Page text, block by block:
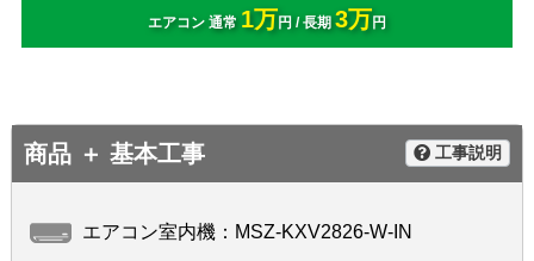
エアコン 通常 1万円 / 長期 3万円
商品 ＋ 基本工事 工事説明
エアコン室内機：MSZ-KXV2826-W-IN